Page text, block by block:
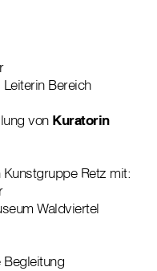
Bereich
von Kuratorin
Retz mit:
Waldviertel